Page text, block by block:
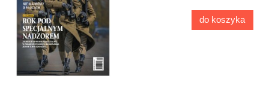
do koszyka